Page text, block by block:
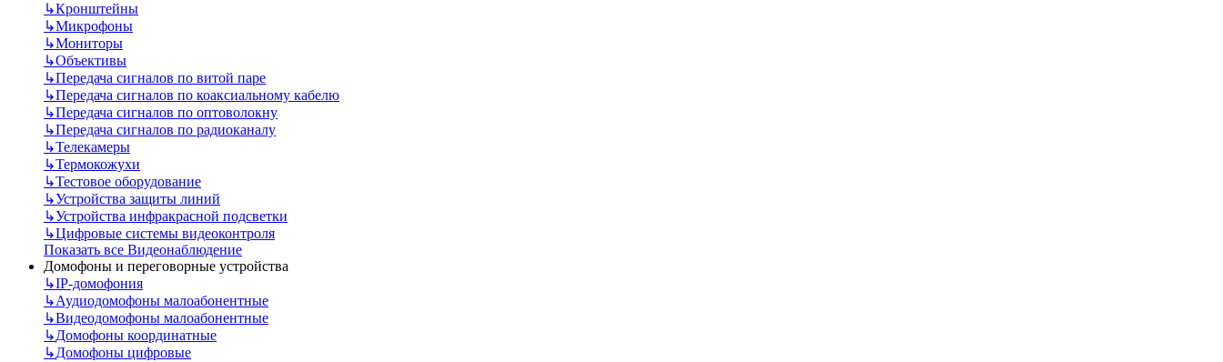
↳Кронштейны
↳Микрофоны
↳Мониторы
↳Объективы
↳Передача сигналов по витой паре
↳Передача сигналов по коаксиальному кабелю
↳Передача сигналов по оптоволокну
↳Передача сигналов по радиоканалу
↳Телекамеры
↳Термокожухи
↳Тестовое оборудование
↳Устройства защиты линий
↳Устройства инфракрасной подсветки
↳Цифровые системы видеоконтроля
Показать все Видеонаблюдение
Домофоны и переговорные устройства
↳IP-домофония
↳Аудиодомофоны малоабонентные
↳Видеодомофоны малоабонентные
↳Домофоны координатные
↳Домофоны цифровые